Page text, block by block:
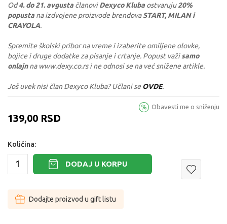
Od4. do 21. avgusta članoviDexyco Kluba ostvaruju20%
popusta na izdvojene proizvode brendovaSTART, MILAN i
CRAYOLA.
Spremite školski pribor na vreme i izaberite omiljene olovke,
bojice i druge dodatke za pisanje i crtanje. Popust važisamo
onlajnna www.dexy.co.rs i ne odnosi se na već snižene artikle.
Još uvek nisi član Dexyco Kluba? Učlani seOVDE.
139,00 RSD
Obavesti me o sniženju
Količina:
DODAJ U KORPU
Dodajte proizvod u gift listu